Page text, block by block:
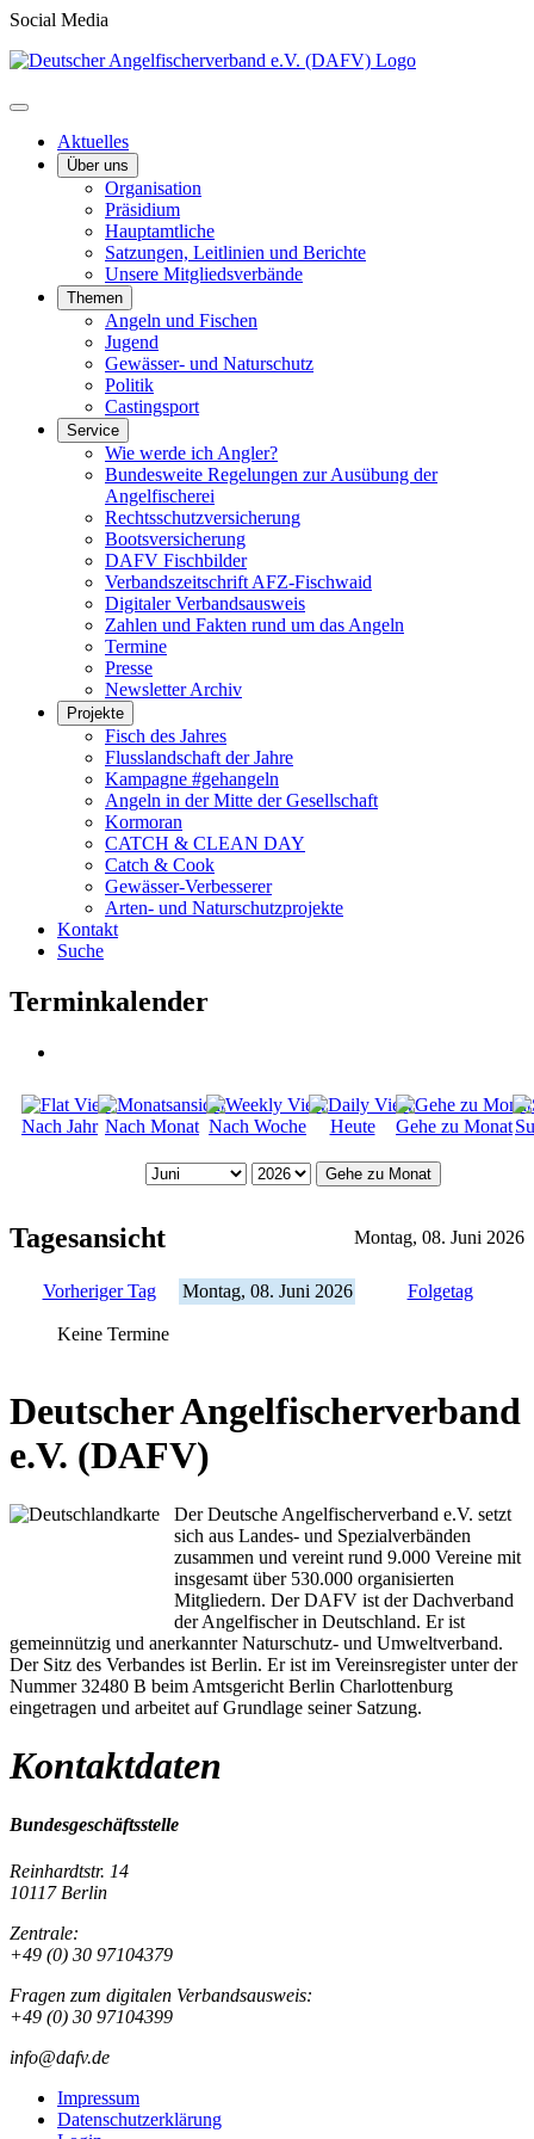
Social Media
Aktuelles
Über uns
Organisation
Präsidium
Hauptamtliche
Satzungen, Leitlinien und Berichte
Unsere Mitgliedsverbände
Themen
Angeln und Fischen
Jugend
Gewässer- und Naturschutz
Politik
Castingsport
Service
Wie werde ich Angler?
Bundesweite Regelungen zur Ausübung der
Angelfischerei
Rechtsschutzversicherung
Bootsversicherung
DAFV Fischbilder
Verbandszeitschrift AFZ-Fischwaid
Digitaler Verbandsausweis
Zahlen und Fakten rund um das Angeln
Termine
Presse
Newsletter Archiv
Projekte
Fisch des Jahres
Flusslandschaft der Jahre
Kampagne #gehangeln
Angeln in der Mitte der Gesellschaft
Kormoran
CATCH & CLEAN DAY
Catch & Cook
Gewässer-Verbesserer
Arten- und Naturschutzprojekte
Kontakt
Suche
Terminkalender
Nach Jahr Nach Monat Nach Woche Heute Gehe zu Monat
Gehe zu Monat
Tagesansicht Montag, 08. Juni 2026
Vorheriger Tag Montag, 08. Juni 2026 Folgetag
Keine Termine
Deutscher Angelfischerverband
e.V. (DAFV)
Der Deutsche Angelfischerverband e.V. setzt
sich aus Landes- und Spezialverbänden
zusammen und vereint rund 9.000 Vereine mit
insgesamt über 530.000 organisierten
Mitgliedern. Der DAFV ist der Dachverband
der Angelfischer in Deutschland. Er ist
gemeinnützig und anerkannter Naturschutz- und Umweltverband.
Der Sitz des Verbandes ist Berlin. Er ist im Vereinsregister unter der
Nummer 32480 B beim Amtsgericht Berlin Charlottenburg
eingetragen und arbeitet auf Grundlage seiner Satzung.
Kontaktdaten
Bundesgeschäftsstelle
Reinhardtstr. 14
10117 Berlin
Zentrale:
+49 (0) 30 97104379
Fragen zum digitalen Verbandsausweis:
+49 (0) 30 97104399
info@dafv.de
Impressum
Datenschutzerklärung